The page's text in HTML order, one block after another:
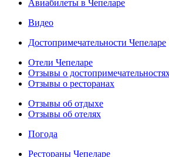
Авиабилеты в Чепеларе
Видео
Достопримечательности Чепеларе
Отели Чепеларе
Отзывы о
Отзывы о ресторанах
Отзывы об отдыхе
Отзывы об отелях
Погода
Рестораны Чепеларе